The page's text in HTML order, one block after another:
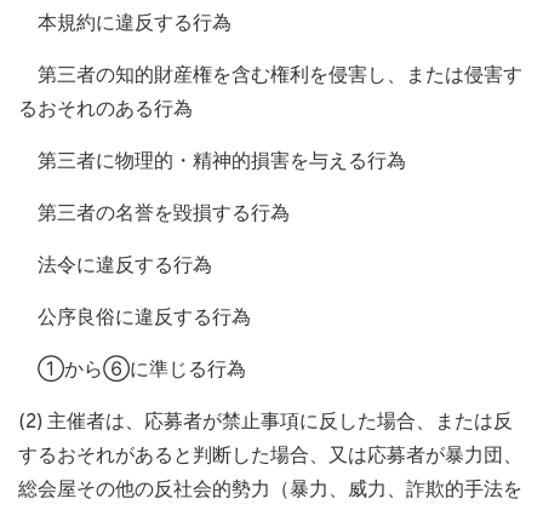
本規約に違反する行為
第三者の知的財産権を含む権利を侵害し、または侵害す
るおそれのある行為
第三者に物理的・精神的損害を与える行為
第三者の名誉を毀損する行為
法令に違反する行為
公序良俗に違反する行為
①から⑥に準じる行為
(2) 主催者は、応募者が禁止事項に反した場合、または反
するおそれがあると判断した場合、又は応募者が暴力団、
総会屋その他の反社会的勢力（暴力、威力、詐欺的手法を